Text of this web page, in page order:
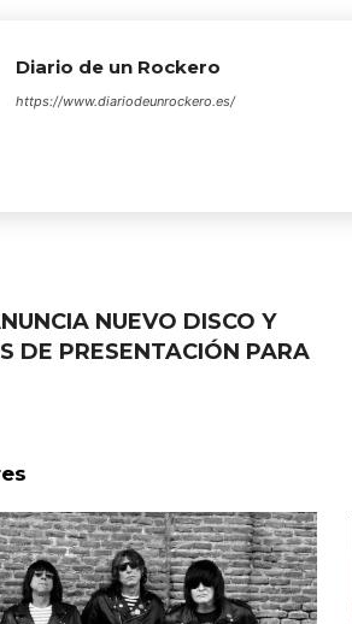
Diario de un Rockero
https://www.diariodeunrockero.es/
NUEVO DISCO Y
DE PRESENTACIÓN PARA